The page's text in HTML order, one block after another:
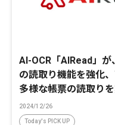
AI-OCR「AIRead」
の読取り機能を強化
多様な帳票の読取り
2024/12/26
Today's PICK UP